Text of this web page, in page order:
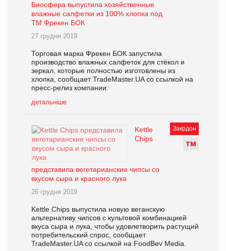
Биосфера выпустила хозяйственные
влажные салфетки из 100% хлопка под
ТМ Фрекен БОК
27 грудня 2019
Торговая марка Фрекен БОК запустила
производство влажных салфеток для стёкол и
зеркал, которые полностью изготовлены из
хлопка, сообщает TradeMaster.UA со ссылкой на
пресс-релиз компании.
детальніше
Закрдон
ТМ
Kettle
Chips
представила вегетарианские чипсы со
вкусом сыра и красного лука
26 грудня 2019
Kettle Chips выпустила новую веганскую
альтернативу чипсов с культовой комбинацией
вкуса сыра и лука, чтобы удовлетворить растущий
потребительский спрос, сообщает
TradeMaster.UA со ссылкой на FoodBev Media.